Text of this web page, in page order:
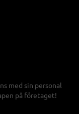
med sin personal
på företaget!